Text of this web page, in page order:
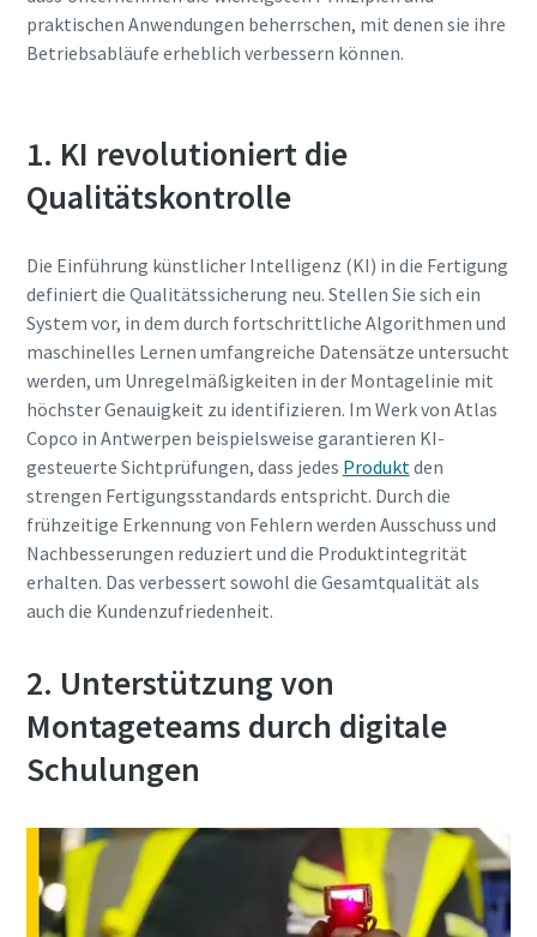
praktischen Anwendungen beherrschen, mit denen sie ihre
Betriebsabläufe erheblich verbessern können.
1. KI revolutioniert die
Qualitätskontrolle
Die Einführung künstlicher Intelligenz (KI) in die Fertigung
definiert die Qualitätssicherung neu. Stellen Sie sich ein
System vor, in dem durch fortschrittliche Algorithmen und
maschinelles Lernen umfangreiche Datensätze untersucht
werden, um Unregelmäßigkeiten in der Montagelinie mit
höchster Genauigkeit zu identifizieren. Im Werk von Atlas
Copco in Antwerpen beispielsweise garantieren KI-
gesteuerte Sichtprüfungen, dass jedes Produkt den
strengen Fertigungsstandards entspricht. Durch die
frühzeitige Erkennung von Fehlern werden Ausschuss und
Nachbesserungen reduziert und die Produktintegrität
erhalten. Das verbessert sowohl die Gesamtqualität als
auch die Kundenzufriedenheit.
2. Unterstützung von
Montageteams durch digitale
Schulungen